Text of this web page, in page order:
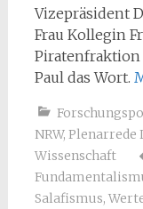
Vizepräsident
Frau Kollegin
Piratenfraktion
Paul das Wort.
NRW, Plenarrede
Wissenschaft
Salafismus,